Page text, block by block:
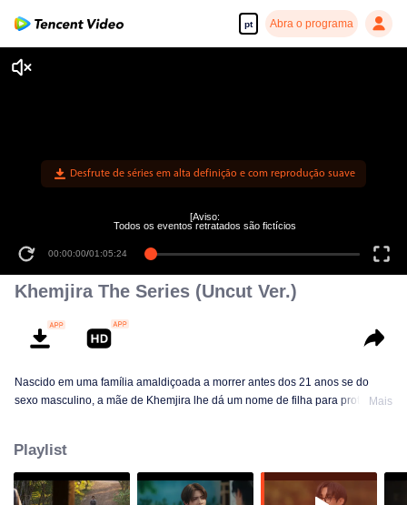
pt Abra o programa
Desfrute de séries em alta definição e com reprodução suave
00:00:00/01:05:24
[Aviso:
Todos os eventos retratados são fictícios
Khemjira The Series (Uncut Ver.)
Nascido em uma família amaldiçoada a morrer antes dos 21 anos se do
sexo masculino, a mãe de Khemjira lhe dá um nome de filha para proteção.
laços emocionais profundos se formam ao longo do caminho.
Mais
Playlist